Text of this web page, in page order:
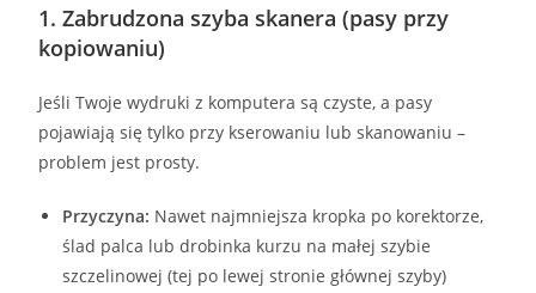
1. Zabrudzona szyba skanera (pasy przy
kopiowaniu)
Jeśli Twoje wydruki z komputera są czyste, a pasy
pojawiają się tylko przy kserowaniu lub skanowaniu –
problem jest prosty.
Przyczyna: Nawet najmniejsza kropka po korektorze,
ślad palca lub drobinka kurzu na małej szybie
szczelinowej (tej po lewej stronie głównej szyby)